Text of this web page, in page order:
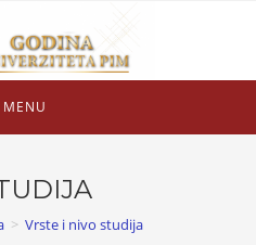
MENU
> Vrste i nivo studija